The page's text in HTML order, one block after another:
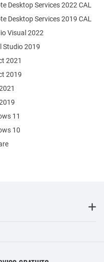
Desktop Services 2022 CAL
Desktop Services 2019 CAL
Visual 2022
Studio 2019
2021
2019
11
10